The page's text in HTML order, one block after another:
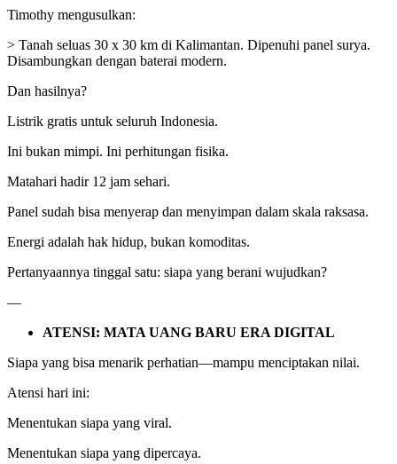
Timothy mengusulkan:
> Tanah seluas 30 x 30 km di Kalimantan. Dipenuhi panel surya.
Disambungkan dengan baterai modern.
Dan hasilnya?
Listrik gratis untuk seluruh Indonesia.
Ini bukan mimpi. Ini perhitungan fisika.
Matahari hadir 12 jam sehari.
Panel sudah bisa menyerap dan menyimpan dalam skala raksasa.
Energi adalah hak hidup, bukan komoditas.
Pertanyaannya tinggal satu: siapa yang berani wujudkan?
—
ATENSI: MATA UANG BARU ERA DIGITAL
Siapa yang bisa menarik perhatian—mampu menciptakan nilai.
Atensi hari ini:
Menentukan siapa yang viral.
Menentukan siapa yang dipercaya.